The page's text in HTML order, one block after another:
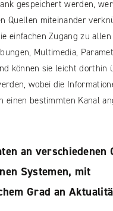
gespeichert werden,
Quellen miteinander
einfachen Zugang zu
Multimedia,
können sie leicht dorthin
wobei die
einen bestimmten Kanal
an verschiedenen
Systemen, mit
Grad an